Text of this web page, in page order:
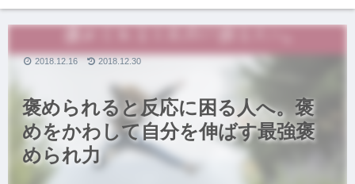
褒められると反応に困る人へ。褒
めをかわして自分を伸ばす最強褒
められ力
2018.12.30
2018.12.16